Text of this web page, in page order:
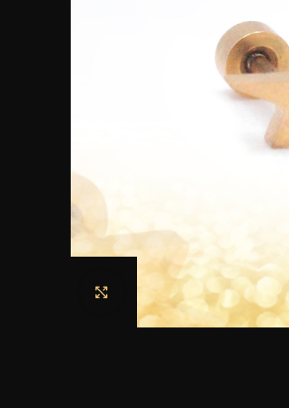
Haga clic para ampliar